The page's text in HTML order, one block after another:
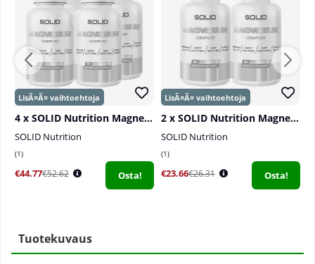
4 x SOLID Nutrition Magnesium Complex, 90 caps
SOLID Nutrition
1
€44.77€52.62 Osta!
2 x SOLID Nutrition Magnesium Complex, 90 caps
SOLID Nutrition
1
€23.66€26.31 Osta!
Tuotekuvaus